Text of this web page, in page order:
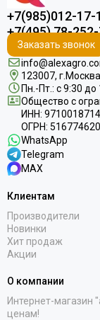
+7(985)012-17-
+7(495) 78-
Заказать звонок
123007,
Пн.-Пт.: с 9:30 до
Общество с
ИНН: 9710018714
ОГРН:
WhatsApp
Telegram
MAX
Клиентам
Производители
Новинки
Хит продаж
Акции
О компании
Интернет-магазин
ценам!